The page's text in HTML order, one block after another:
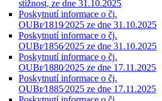
stížnost, ze dne 31.10.2025
Poskytnutí informace o čj.
OUBr⁄1819⁄2025 ze dne 31.10.2025
Poskytnutí informace o čj.
OUBr⁄1856⁄2025 ze dne 31.10.2025
Poskytnutí informace o čj.
OUBr⁄1880⁄2025 ze dne 17.11.2025
Poskytnutí informace o čj.
OUBr⁄1885⁄2025 ze dne 17.11.2025